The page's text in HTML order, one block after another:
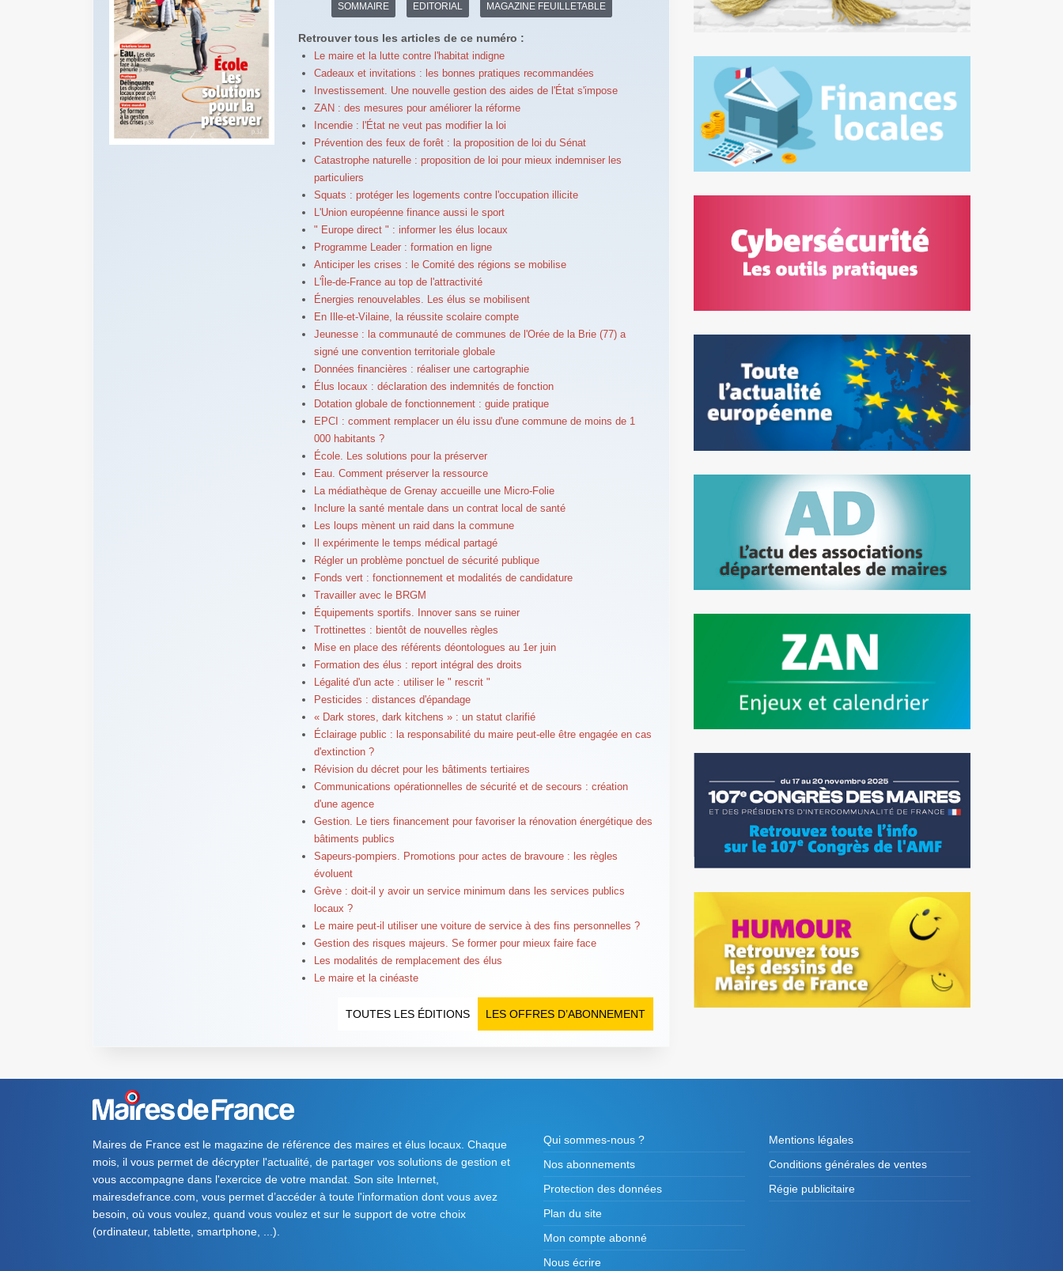
SOMMAIRE EDITORIAL MAGAZINE FEUILLETABLE
Retrouver tous les articles de ce numéro :
Le maire et la lutte contre l'habitat indigne
Cadeaux et invitations : les bonnes pratiques recommandées
Investissement. Une nouvelle gestion des aides de l'État s'impose
ZAN : des mesures pour améliorer la réforme
Incendie : l'État ne veut pas modifier la loi
Prévention des feux de forêt : la proposition de loi du Sénat
Catastrophe naturelle : proposition de loi pour mieux indemniser les
particuliers
Squats : protéger les logements contre l'occupation illicite
L'Union européenne finance aussi le sport
" Europe direct " : informer les élus locaux
Programme Leader : formation en ligne
Anticiper les crises : le Comité des régions se mobilise
L'Île-de-France au top de l'attractivité
Énergies renouvelables. Les élus se mobilisent
En Ille-et-Vilaine, la réussite scolaire compte
Jeunesse : la communauté de communes de l'Orée de la Brie (77) a
signé une convention territoriale globale
Données financières : réaliser une cartographie
Élus locaux : déclaration des indemnités de fonction
Dotation globale de fonctionnement : guide pratique
EPCI : comment remplacer un élu issu d'une commune de moins de 1
000 habitants ?
École. Les solutions pour la préserver
Eau. Comment préserver la ressource
La médiathèque de Grenay accueille une Micro-Folie
Inclure la santé mentale dans un contrat local de santé
Les loups mènent un raid dans la commune
Il expérimente le temps médical partagé
Régler un problème ponctuel de sécurité publique
Fonds vert : fonctionnement et modalités de candidature
Travailler avec le BRGM
Équipements sportifs. Innover sans se ruiner
Trottinettes : bientôt de nouvelles règles
Mise en place des référents déontologues au 1er juin
Formation des élus : report intégral des droits
Légalité d'un acte : utiliser le " rescrit "
Pesticides : distances d'épandage
« Dark stores, dark kitchens » : un statut clarifié
Éclairage public : la responsabilité du maire peut-elle être engagée en cas
d'extinction ?
Révision du décret pour les bâtiments tertiaires
Communications opérationnelles de sécurité et de secours : création
d'une agence
Gestion. Le tiers financement pour favoriser la rénovation énergétique des
bâtiments publics
Sapeurs-pompiers. Promotions pour actes de bravoure : les règles
évoluent
Grève : doit-il y avoir un service minimum dans les services publics
locaux ?
Le maire peut-il utiliser une voiture de service à des fins personnelles ?
Gestion des risques majeurs. Se former pour mieux faire face
Les modalités de remplacement des élus
Le maire et la cinéaste
LES OFFRES D’ABONNEMENT
TOUTES LES ÉDITIONS
Maires de France est le magazine de référence des maires et élus locaux. Chaque
mois, il vous permet de décrypter l'actualité, de partager vos solutions de gestion et
vous accompagne dans l'exercice de votre mandat. Son site Internet,
mairesdefrance.com, vous permet d’accéder à toute l'information dont vous avez
besoin, où vous voulez, quand vous voulez et sur le support de votre choix
(ordinateur, tablette, smartphone, ...).
Qui sommes-nous ?
Nos abonnements
Protection des données
Plan du site
Mon compte abonné
Nous écrire
Mentions légales
Conditions générales de ventes
Régie publicitaire